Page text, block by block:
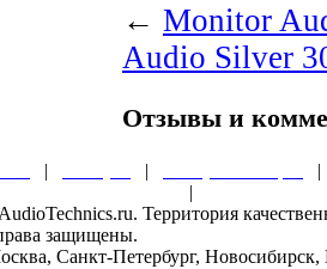
← Monitor
Audio Silver
Отзывы и
| |
|
Территория
защищены.
Санкт-Петербург,